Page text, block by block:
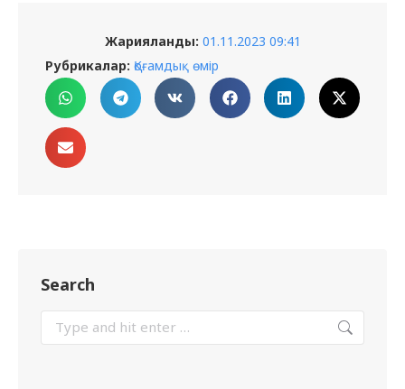
Жарияланды: 01.11.2023 09:41
Рубрикалар: Қоғамдық өмір
Search